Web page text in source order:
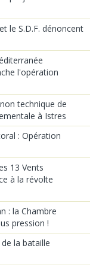
le S.D.F. dénoncent
l'opération
technique de
à Istres
: Opération
13 Vents
à la révolte
: la Chambre
pression !
la bataille